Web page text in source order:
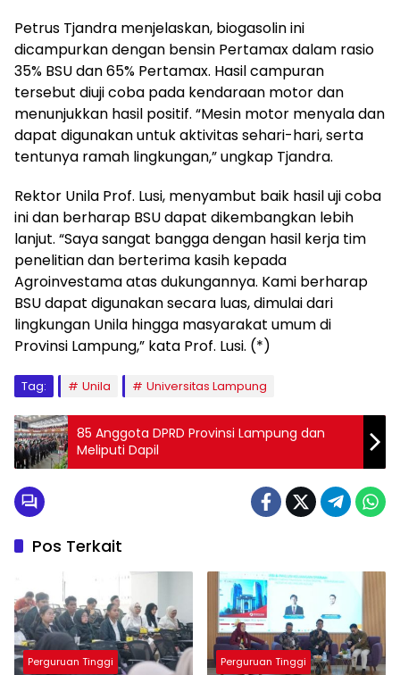
Petrus Tjandra menjelaskan, biogasolin ini
dicampurkan dengan bensin Pertamax dalam rasio
35% BSU dan 65% Pertamax. Hasil campuran
tersebut diuji coba pada kendaraan motor dan
menunjukkan hasil positif. “Mesin motor menyala dan
dapat digunakan untuk aktivitas sehari-hari, serta
tentunya ramah lingkungan,” ungkap Tjandra.
Rektor Unila Prof. Lusi, menyambut baik hasil uji coba
ini dan berharap BSU dapat dikembangkan lebih
lanjut. “Saya sangat bangga dengan hasil kerja tim
penelitian dan berterima kasih kepada
Agroinvestama atas dukungannya. Kami berharap
BSU dapat digunakan secara luas, dimulai dari
lingkungan Unila hingga masyarakat umum di
Provinsi Lampung,” kata Prof. Lusi. (*)
Tag: Unila Universitas Lampung
85 Anggota DPRD Provinsi Lampung dan
Meliputi Dapil
Pos Terkait
Perguruan Tinggi Perguruan Tinggi